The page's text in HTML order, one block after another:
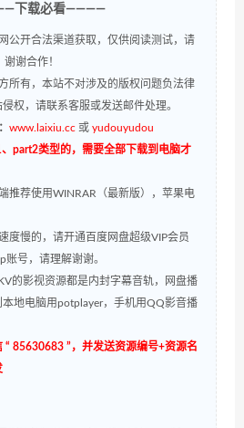
下载必看————
公开合法渠道获取，仅供阅读测试，请
谢合作！
所有，本站不对涉及的版权问题负法律
权，请联系客服或发送邮件处理。
www.laixiu.cc 或 yudouyudou
part2类型的，需要全部下载到电脑才
推荐使用WINRAR（最新版），苹果电
速度慢的，请开通百度网盘超级VIP会员
账号，请理解谢谢。
的影视资源都是内封字幕音轨，网盘播
地电脑用potplayer，手机用QQ影音播
“ 85630683 ”，并发送资源编号+资源名